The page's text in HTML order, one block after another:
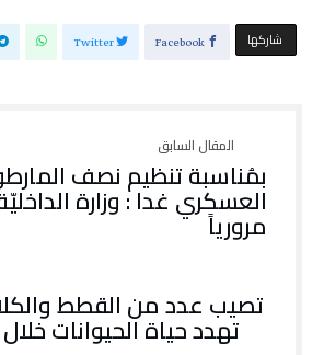
‫‫ شاركها‬ Facebook
Twitter
بمُناسبة تنظيم نصف
العسكري غدا : وزارة
مرورياً
تصيب عدد من القطط
تهدد حياة الحيوانات